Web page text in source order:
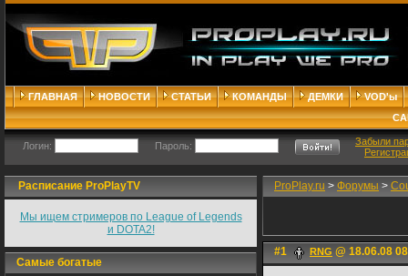
ГЛАВНАЯ НОВОСТИ СТАТЬИ КОМАНДЫ ДЕМКИ
VOD'ы
Логин: Пароль:
Забыли
Расписание ProPlayTV
Мы ищем стримеров по League of Legends
и DOTA2!
Самые богатые
ProPlay.ru > Форумы >
#1 RNG @ 18.06.08